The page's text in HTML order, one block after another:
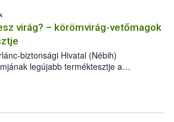
melyek a kóstolók által
Olaszrizlingek.
virág? – körömvirág-vetőmagok
biztonsági Hivatal (Nébih)
legújabb terméktesztje a
fókuszált. A hatósági vizsgálatokon a
forgalomban kapható terméket
egy további termék pedig a